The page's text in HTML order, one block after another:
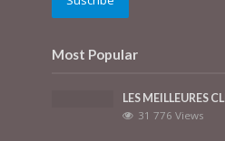
Most Popular
LES MEILLEURES
31 776 Views